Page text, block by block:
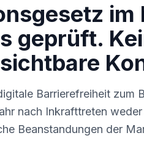
im
geprüft.
Barrierefreiheit zum
nach Inkrafttreten
Beanstandungen der